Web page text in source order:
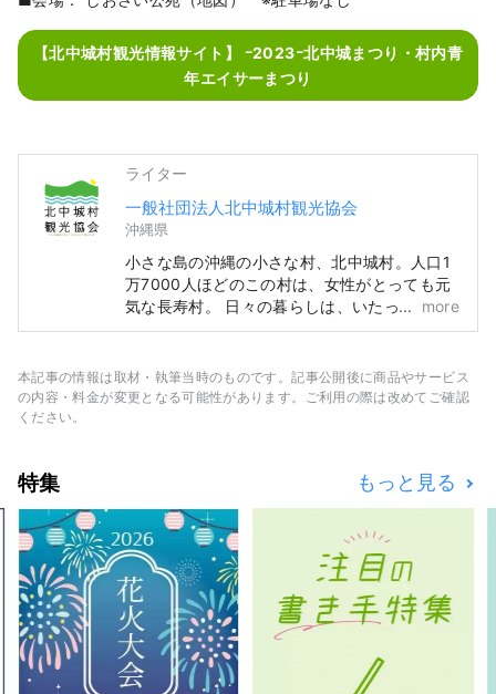
【北中城村観光情報サイト】 ｰ2023ｰ北中城まつり・村内青
年エイサーまつり
ライター
一般社団法人北中城村観光協会
沖縄県
小さな島の沖縄の小さな村、北中城村。人口1
万7000人ほどのこの村は、女性がとっても元
気な長寿村。 日々の暮らしは、いたってシン
プル。土地の恵みをそのままいただき、近所の
市化されていない、細い路地が残る集落では、
庭に小さな畑があり、隣近所で野菜を分け合
は「ささやかなやさしさ」。 北中城村の生活
の中にある沢山のウェルネス（健幸）。 そん
な心も身体も輝くウェルネスの村、沖縄県北中
城村です。
more
本記事の情報は取材・執筆当時のものです。記事公開後に商品やサービス
の内容・料金が変更となる可能性があります。ご利用の際は改めてご確認
ください。
特集 もっと見る